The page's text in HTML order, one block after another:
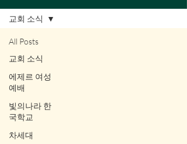
All Posts
교회 소식
에제르 여성
예배
빛의나라 한
국학교
차세대
교회 소식